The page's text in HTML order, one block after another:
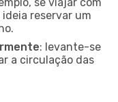
reservar um
: levante-se
a circulação das